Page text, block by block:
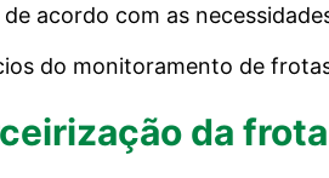
acordo com as
do monitoramento de
da